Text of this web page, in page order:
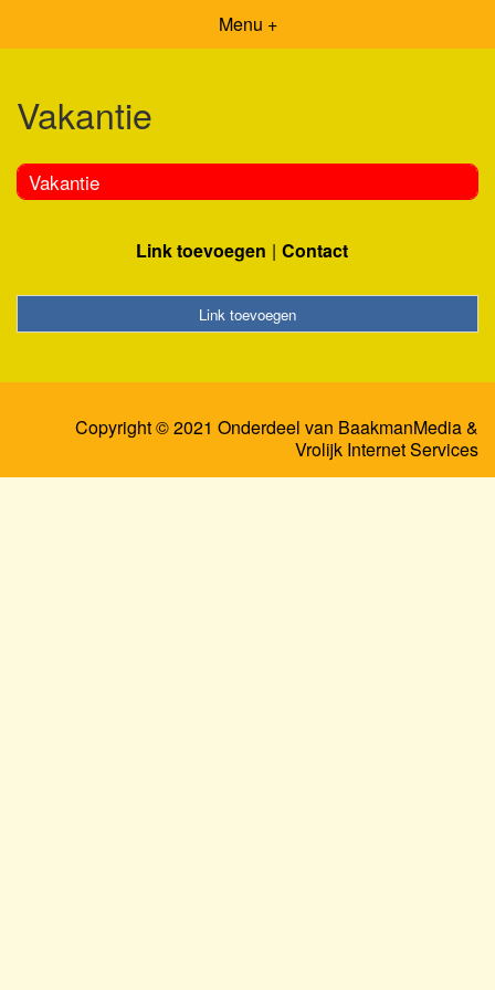
Menu +
Vakantie
Vakantie
Link toevoegen Contact
Link toevoegen
Copyright © 2021 Onderdeel van BaakmanMedia&
Vrolijk Internet Services